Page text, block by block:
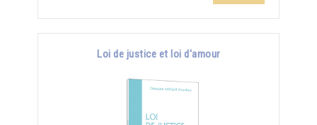
Loi de justice et loi d'amour